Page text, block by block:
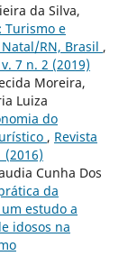
da Silva,
Turismo e
RN, Brasil ,
7 n. 2 (2019)
Moreira,
Luiza
do
, Revista
(2016)
Cunha Dos
da
estudo a
idosos na